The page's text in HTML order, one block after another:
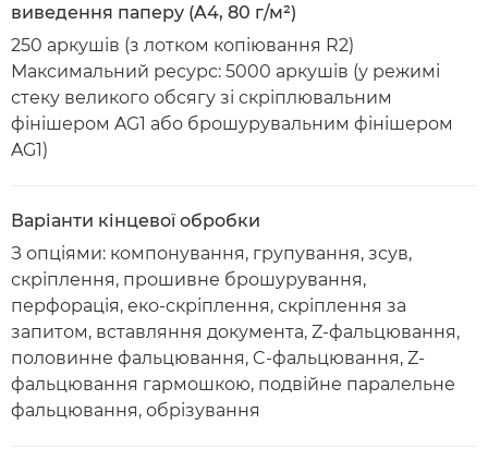
виведення паперу (A4, 80 г/м²)
250 аркушів (з лотком копіювання R2)
Максимальний ресурс: 5000 аркушів (у режимі
стеку великого обсягу зі скріплювальним
фінішером AG1 або брошурувальним фінішером
AG1)
Варіанти кінцевої обробки
З опціями: компонування, групування, зсув,
скріплення, прошивне брошурування,
перфорація, еко-скріплення, скріплення за
запитом, вставляння документа, Z-фальцювання,
половинне фальцювання, C-фальцювання, Z-
фальцювання гармошкою, подвійне паралельне
фальцювання, обрізування